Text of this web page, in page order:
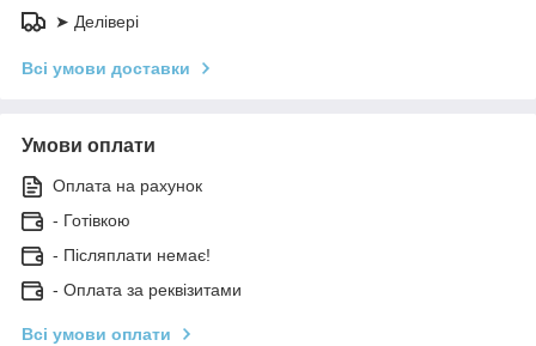
➤ Делівері
Всі умови доставки
Умови оплати
Оплата на рахунок
- Готівкою
- Післяплати немає!
- Оплата за реквізитами
Всі умови оплати